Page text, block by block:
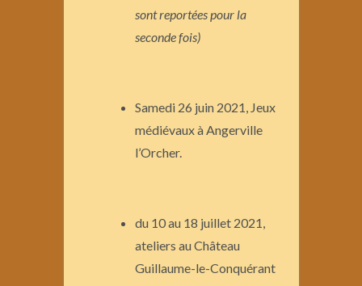
sont reportées pour la
seconde fois)
Samedi 26 juin 2021, Jeux
médiévaux à Angerville
l’Orcher.
du 10 au 18 juillet 2021,
ateliers au Château
Guillaume-le-Conquérant